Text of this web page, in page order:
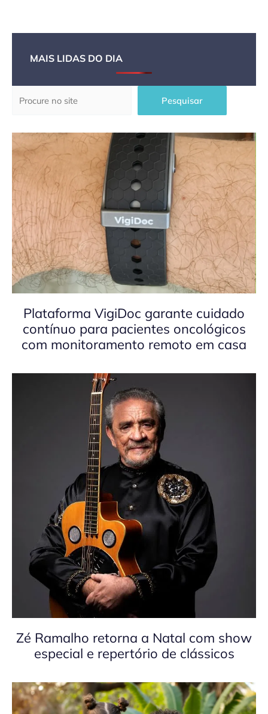
MAIS LIDAS DO DIA
Pesquisar
Plataforma VigiDoc garante cuidado
contínuo para pacientes oncológicos
com monitoramento remoto em casa
Zé Ramalho retorna a Natal com show
especial e repertório de clássicos